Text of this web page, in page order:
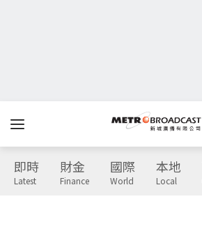
即時
Latest
財金
Finance
國際
World
本地
Local